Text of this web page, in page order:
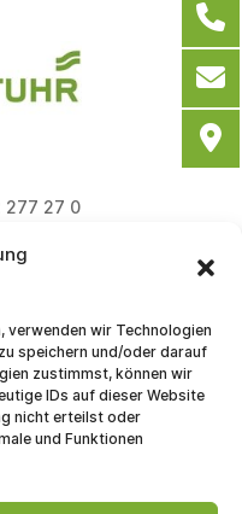
verwenden wir Technologien
speichern und/oder darauf
zustimmst, können wir
IDs auf dieser Website
nicht erteilst oder
und Funktionen
277 27 0
61-63